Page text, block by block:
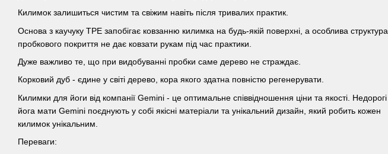
Килимок залишиться чистим та свіжим навіть після тривалих практик.
Основа з каучуку TPE запобігає ковзанню килимка на будь-якій поверхні, а особлива структура
пробкового покриття не дає ковзати рукам під час практики.
Дуже важливо те, що при видобуванні пробки саме дерево не страждає.
Корковий дуб - єдине у світі дерево, кора якого здатна повністю регенерувати.
Килимки для йоги від компанії Gemini - це оптимальне співвідношення ціни та якості. Недорогі
йога мати Gemini поєднують у собі якісні матеріали та унікальний дизайн, який робить кожен
килимок унікальним.
Переваги: